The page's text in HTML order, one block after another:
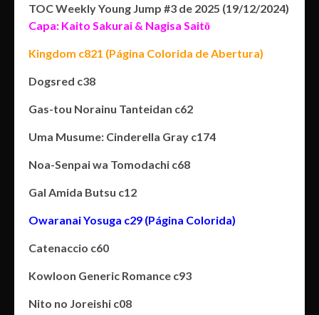
TOC Weekly Young Jump #3 de 2025 (19/12/2024)
Capa: Kaito Sakurai & Nagisa Saitō
Kingdom c821 (Página Colorida de Abertura)
Dogsred c38
Gas-tou Norainu Tanteidan c62
Uma Musume: Cinderella Gray c174
Noa-Senpai wa Tomodachi c68
Gal Amida Butsu c12
Owaranai Yosuga c29 (Página Colorida)
Catenaccio c60
Kowloon Generic Romance c93
Nito no Joreishi c08